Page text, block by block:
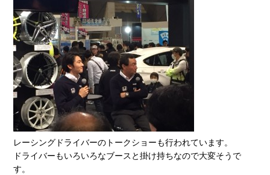
レーシングドライバーのトークショーも行われています。
ドライバーもいろいろなブースと掛け持ちなので大変そうで
す。